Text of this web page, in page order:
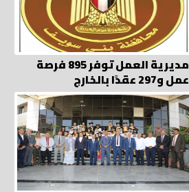
مديرية العمل توفر 895 فرصة
عمل و297 عقدًا بالخارج